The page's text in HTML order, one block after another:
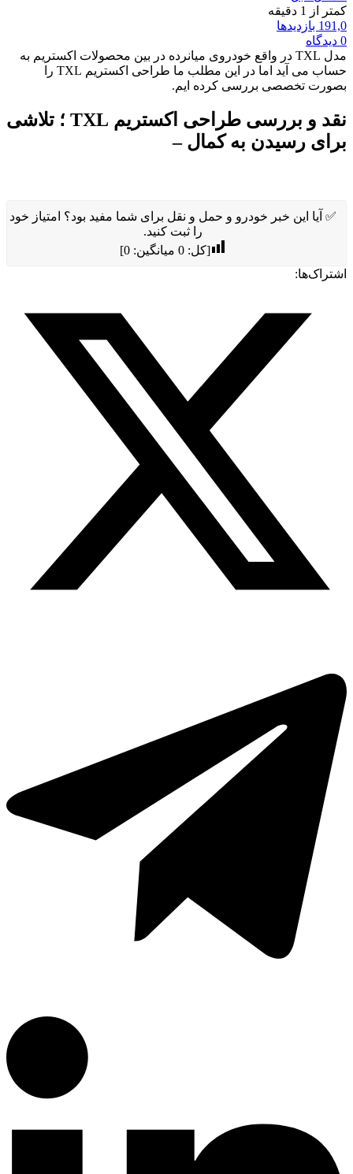
کمتر از 1 دقیقه
191,0 بازدیدها
0 دیدگاه
مدل TXL در واقع خودروی میانرده در بین محصولات اکستریم به
حساب می آید اما در این مطلب ما طراحی اکستریم TXL را
بصورت تخصصی بررسی کرده ایم.
نقد و بررسی طراحی اکستریم TXL ؛ تلاشی
برای رسیدن به کمال –
✅ آیا این خبر خودرو و حمل و نقل برای شما مفید بود؟ امتیاز خود
را ثبت کنید.
[کل:0 میانگین:0
]
اشتراک‌ها: